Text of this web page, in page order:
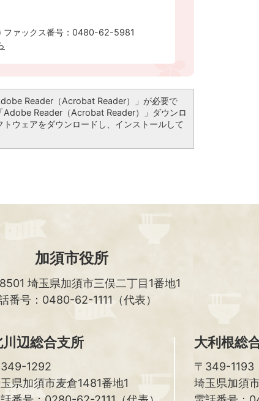
ファックス番号：0480-62-5981
Reader（Acrobat Reader）」が必要で
Adobe Reader（Acrobat Reader）」ダウンロ
ウェアをダウンロードし、インストールして
加須市役所
埼玉県加須市三俣二丁目1番地1
番号：0480-62-1111（代表）
川辺総合支所
1292
県加須市麦倉1481番地1
大利根総
〒349-1193
埼玉県加須